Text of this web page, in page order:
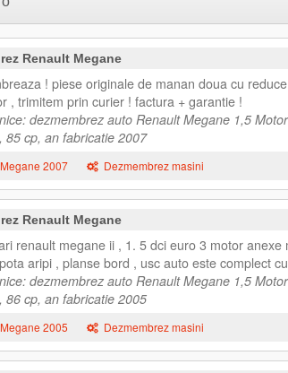
Renault Megane
! piese originale de manan doua cu
, trimitem prin curier ! factura + garantie !
dezmembrez auto Renault Megane 1,5
85 cp, an fabricatie 2007
2007 Dezmembrez masini
Renault Megane
renault megane ii , 1. 5 dci euro 3 motor
aripi , planse bord , usc auto este complect
dezmembrez auto Renault Megane 1,5
86 cp, an fabricatie 2005
2005 Dezmembrez masini